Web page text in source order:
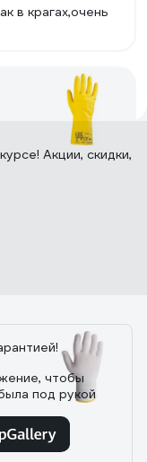
в крагах,очень
отлично.
примерно
M
Акции, скидки,
чтобы
под рукой